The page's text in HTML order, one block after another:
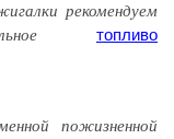
рекомендуем
топливо
пожизненной